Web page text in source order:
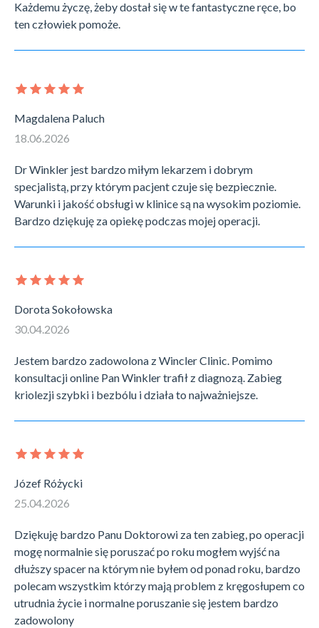
Każdemu życzę, żeby dostał się w te fantastyczne ręce, bo
ten człowiek pomoże.
Magdalena Paluch
18.06.2026
Dr Winkler jest bardzo miłym lekarzem i dobrym
specjalistą, przy którym pacjent czuje się bezpiecznie.
Warunki i jakość obsługi w klinice są na wysokim poziomie.
Bardzo dziękuję za opiekę podczas mojej operacji.
Dorota Sokołowska
30.04.2026
Jestem bardzo zadowolona z Wincler Clinic. Pomimo
konsultacji online Pan Winkler trafił z diagnozą. Zabieg
kriolezji szybki i bezbólu i działa to najważniejsze.
Józef Różycki
25.04.2026
Dziękuję bardzo Panu Doktorowi za ten zabieg, po operacji
mogę normalnie się poruszać po roku mogłem wyjść na
dłuższy spacer na którym nie byłem od ponad roku, bardzo
polecam wszystkim którzy mają problem z kręgosłupem co
utrudnia życie i normalne poruszanie się jestem bardzo
zadowolony